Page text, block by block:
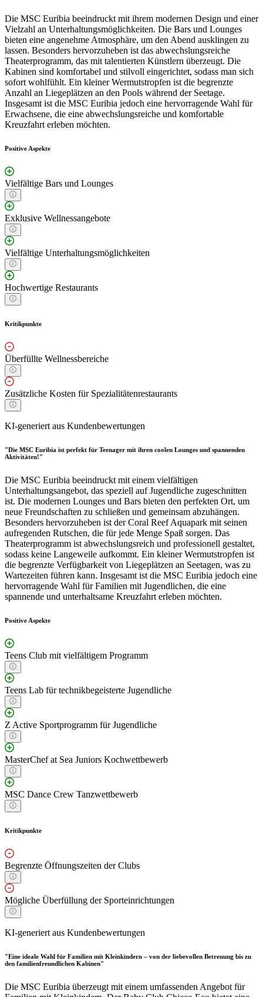
Die MSC Euribia beeindruckt mit ihrem modernen Design und einer
Vielzahl an Unterhaltungsmöglichkeiten. Die Bars und Lounges
bieten eine angenehme Atmosphäre, um den Abend ausklingen zu
lassen. Besonders hervorzuheben ist das abwechslungsreiche
Theaterprogramm, das mit talentierten Künstlern überzeugt. Die
Kabinen sind komfortabel und stilvoll eingerichtet, sodass man sich
sofort wohlfühlt. Ein kleiner Wermutstropfen ist die begrenzte
Anzahl an Liegeplätzen an den Pools während der Seetage.
Insgesamt ist die MSC Euribia jedoch eine hervorragende Wahl für
Erwachsene, die eine abwechslungsreiche und komfortable
Kreuzfahrt erleben möchten.
Positive Aspekte
Vielfältige Bars und Lounges
Exklusive Wellnessangebote
Vielfältige Unterhaltungsmöglichkeiten
Hochwertige Restaurants
Kritikpunkte
Überfüllte Wellnessbereiche
Zusätzliche Kosten für Spezialitätenrestaurants
KI-generiert aus Kundenbewertungen
"Die MSC Euribia ist perfekt für Teenager mit ihren coolen Lounges und spannenden
Aktivitäten!"
Die MSC Euribia beeindruckt mit einem vielfältigen
Unterhaltungsangebot, das speziell auf Jugendliche zugeschnitten
ist. Die modernen Lounges und Bars bieten den perfekten Ort, um
neue Freundschaften zu schließen und gemeinsam abzuhängen.
Besonders hervorzuheben ist der Coral Reef Aquapark mit seinen
aufregenden Rutschen, die für jede Menge Spaß sorgen. Das
Theaterprogramm ist abwechslungsreich und professionell gestaltet,
sodass keine Langeweile aufkommt. Ein kleiner Wermutstropfen ist
die begrenzte Verfügbarkeit von Liegeplätzen an Seetagen, was zu
Wartezeiten führen kann. Insgesamt ist die MSC Euribia jedoch eine
hervorragende Wahl für Familien mit Jugendlichen, die eine
spannende und unterhaltsame Kreuzfahrt erleben möchten.
Positive Aspekte
Teens Club mit vielfältigem Programm
Teens Lab für technikbegeisterte Jugendliche
Z Active Sportprogramm für Jugendliche
MasterChef at Sea Juniors Kochwettbewerb
MSC Dance Crew Tanzwettbewerb
Kritikpunkte
Begrenzte Öffnungszeiten der Clubs
Mögliche Überfüllung der Sporteinrichtungen
KI-generiert aus Kundenbewertungen
"Eine ideale Wahl für Familien mit Kleinkindern – von der liebevollen Betreuung bis zu
den familienfreundlichen Kabinen"
Die MSC Euribia überzeugt mit einem umfassenden Angebot für